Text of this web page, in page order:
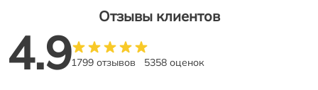
Отзывы клиентов
4.91799 отзывов 5358 оценок